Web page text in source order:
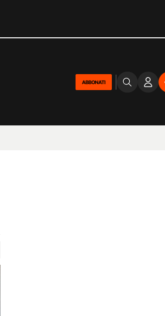
ABBONATI